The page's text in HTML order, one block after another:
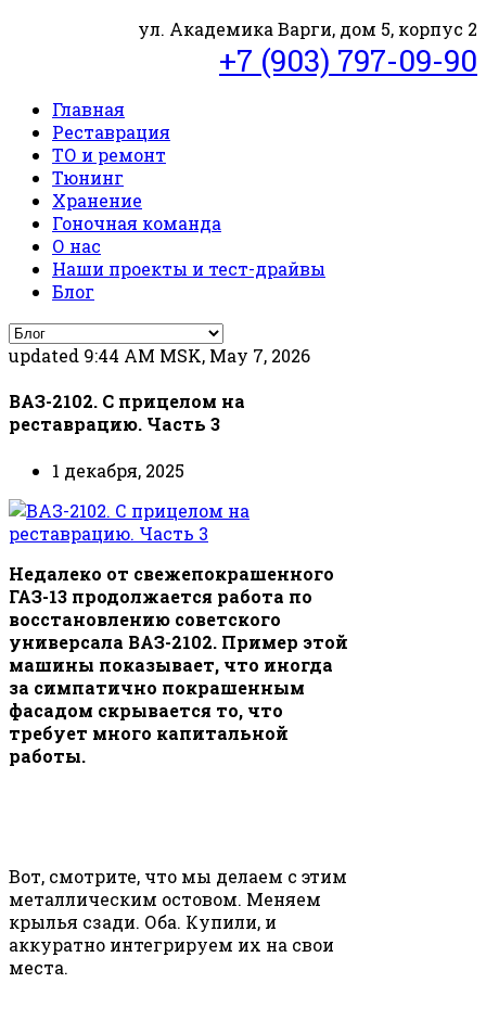
ул. Академика Варги, дом 5, корпус 2
+7 (903) 797-09-90
Главная
Реставрация
ТО и ремонт
Тюнинг
Хранение
Гоночная команда
О нас
Наши проекты и тест-драйвы
Блог
updated 9:44 AM MSK, May 7, 2026
ВАЗ-2102. С прицелом на
реставрацию. Часть 3
1 декабря, 2025
Недалеко от свежепокрашенного
ГАЗ-13 продолжается работа по
восстановлению советского
универсала ВАЗ-2102. Пример этой
машины показывает, что иногда
за симпатично покрашенным
фасадом скрывается то, что
требует много капитальной
работы.
Вот, смотрите, что мы делаем с этим
металлическим остовом. Меняем
крылья сзади. Оба. Купили, и
аккуратно интегрируем их на свои
места.